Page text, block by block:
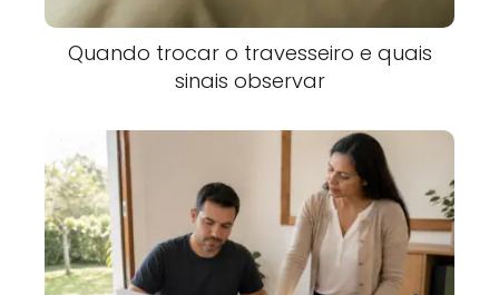
Quando trocar o travesseiro e quais
sinais observar